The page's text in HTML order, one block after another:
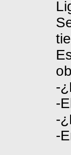
-
-
-
-